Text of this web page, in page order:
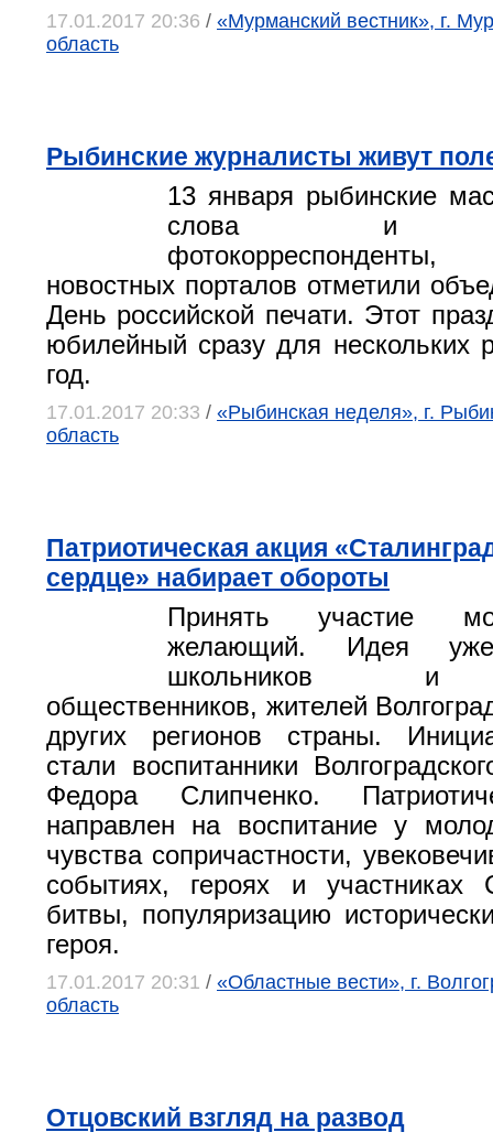
17.01.2017 20:36 / «Мурманский вестник», г.
область
Рыбинские журналисты живут
13 января рыбинские
слова и
новостных порталов отметили
День российской печати. Этот
юбилейный сразу для нескольких
год.
17.01.2017 20:33 / «Рыбинская неделя», г.
область
Патриотическая акция
сердце» набирает обороты
Принять участие
желающий. Идея уже
школьников и
общественников, жителей
других регионов страны.
стали воспитанники
Федора Слипченко.
направлен на воспитание у
чувства сопричастности,
событиях, героях и участниках
битвы, популяризацию
героя.
17.01.2017 20:31 / «Областные вести», г.
область
Отцовский взгляд на развод